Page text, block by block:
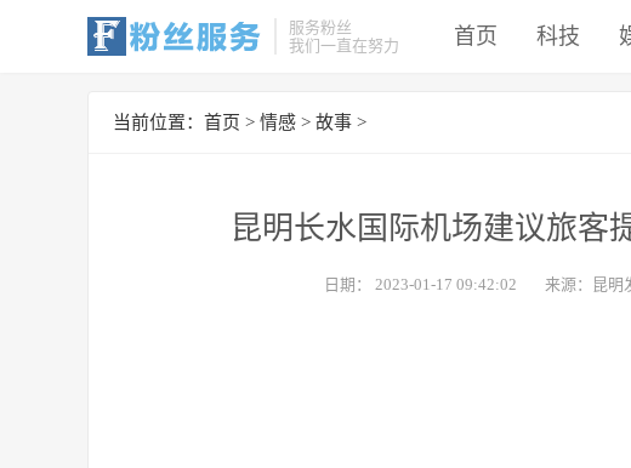
服务粉丝
我们一直在努力
首页 科技
当前位置： 首页 > 情感 > 故事 >
昆明长水国际机场建议旅客
日期： 2023-01-17 09:42:02 来源：昆明